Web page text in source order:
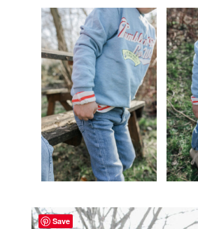
Save